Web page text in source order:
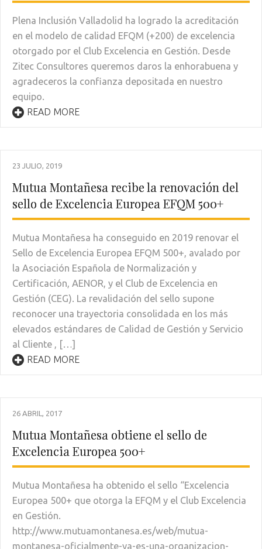
Plena Inclusión Valladolid ha logrado la acreditación
en el modelo de calidad EFQM (+200) de excelencia
otorgado por el Club Excelencia en Gestión. Desde
Zitec Consultores queremos daros la enhorabuena y
agradeceros la confianza depositada en nuestro
equipo.
READ MORE
23 JULIO, 2019
Mutua Montañesa recibe la renovación del
sello de Excelencia Europea EFQM 500+
Mutua Montañesa ha conseguido en 2019 renovar el
Sello de Excelencia Europea EFQM 500+, avalado por
la Asociación Española de Normalización y
Certificación, AENOR, y el Club de Excelencia en
Gestión (CEG). La revalidación del sello supone
reconocer una trayectoria consolidada en los más
elevados estándares de Calidad de Gestión y Servicio
al Cliente , […]
READ MORE
26 ABRIL, 2017
Mutua Montañesa obtiene el sello de
Excelencia Europea 500+
Mutua Montañesa ha obtenido el sello “Excelencia
Europea 500+ que otorga la EFQM y el Club Excelencia
en Gestión.
http://www.mutuamontanesa.es/web/mutua-
montanesa-oficialmente-ya-es-una-organizacion-